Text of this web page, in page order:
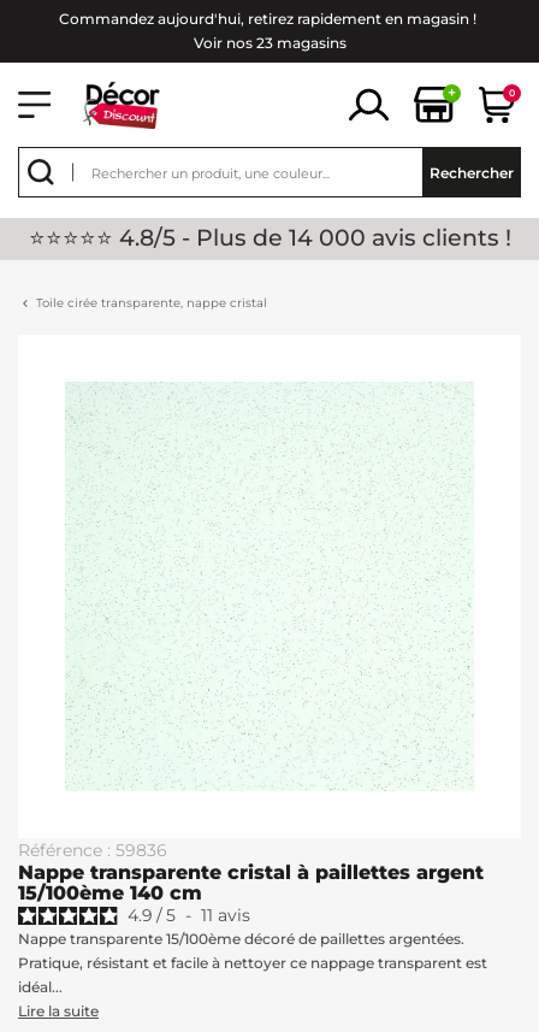
Commandez aujourd'hui, retirez rapidement en magasin !
Voir nos 23 magasins
+ 0
Rechercher
⭐⭐⭐⭐⭐ 4.8/5 - Plus de 14 000 avis clients !
Toile cirée transparente, nappe cristal
Référence : 59836
Nappe transparente cristal à paillettes argent
15/100ème 140 cm
4.9 /5 - 11 avis
Nappe transparente 15/100ème décoré de paillettes argentées.
Pratique, résistant et facile à nettoyer ce nappage transparent est
idéal...
Lire la suite